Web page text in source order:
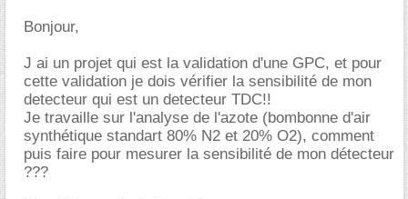
Bonjour,
J ai un projet qui est la validation d'une GPC, et pour
cette validation je dois vérifier la sensibilité de mon
detecteur qui est un detecteur TDC!!
Je travaille sur l'analyse de l'azote (bombonne d'air
synthétique standart 80% N2 et 20% O2), comment
puis faire pour mesurer la sensibilité de mon détecteur
???